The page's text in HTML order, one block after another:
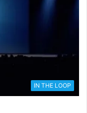
IN THE LOOP